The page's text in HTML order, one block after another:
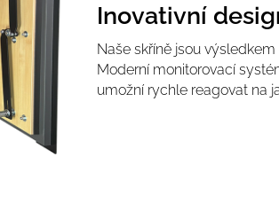
Inovativní
Naše skříně jsou
Moderní monitorovací
umožní rychle reagovat na